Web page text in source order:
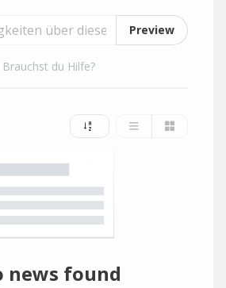
Preview
Brauchst du Hilfe?
news found